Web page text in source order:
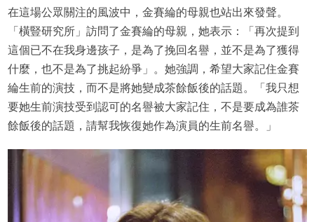
在這場公眾關注的風波中，金賽綸的母親也站出來發聲。
「橫豎研究所」訪問了金賽綸的母親，她表示：「再次提到
這個已不在我身邊孩子，是為了挽回名譽，並不是為了獲得
什麼，也不是為了挑起紛爭」。她強調，希望大家記住金賽
綸生前的演技，而不是將她變成茶餘飯後的話題。「我只想
要她生前演技受到認可的名譽被大家記住，不是要成為誰茶
餘飯後的話題，請幫我恢復她作為演員的生前名譽。」